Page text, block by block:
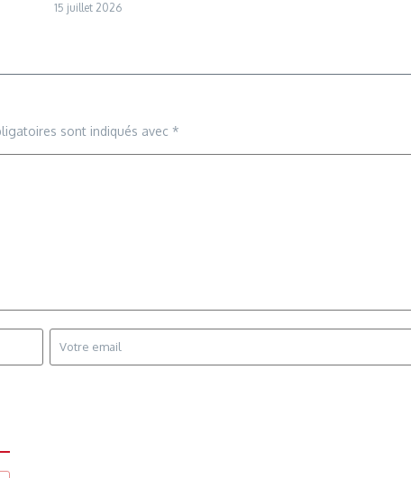
15 juillet 2026
sont indiqués avec *